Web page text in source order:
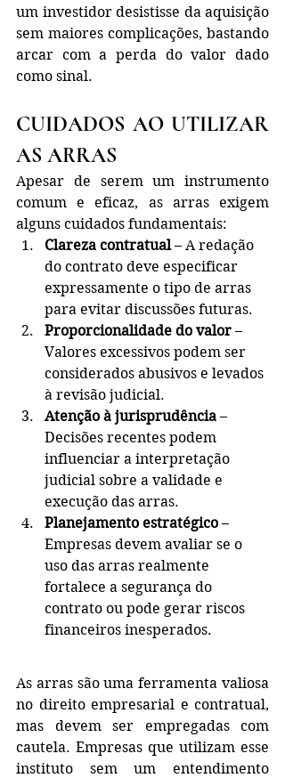
um investidor desistisse da aquisição
sem maiores complicações, bastando
arcar com a perda do valor dado
como sinal.
CUIDADOS AO UTILIZAR
AS ARRAS
Apesar de serem um instrumento
comum e eficaz, as arras exigem
alguns cuidados fundamentais:
Clareza contratual – A redação
do contrato deve especificar
expressamente o tipo de arras
para evitar discussões futuras.
Proporcionalidade do valor –
Valores excessivos podem ser
considerados abusivos e levados
à revisão judicial.
Atenção à jurisprudência –
Decisões recentes podem
influenciar a interpretação
judicial sobre a validade e
execução das arras.
Planejamento estratégico –
Empresas devem avaliar se o
uso das arras realmente
fortalece a segurança do
contrato ou pode gerar riscos
financeiros inesperados.
As arras são uma ferramenta valiosa
no direito empresarial e contratual,
mas devem ser empregadas com
cautela. Empresas que utilizam esse
instituto sem um entendimento